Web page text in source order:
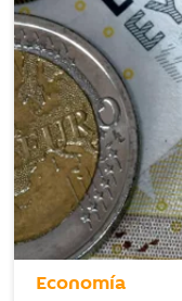
Economía